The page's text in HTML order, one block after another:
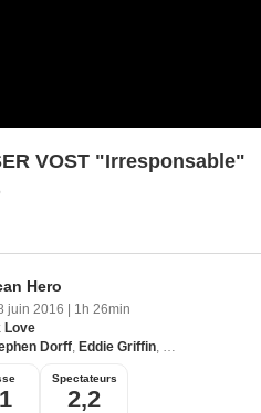
VOST "Irresponsable"
Hero
juin 2016
1h 26min
Love
Dorff, Eddie Griffin, Luis Da Silva Jr.
Spectateurs
2,2